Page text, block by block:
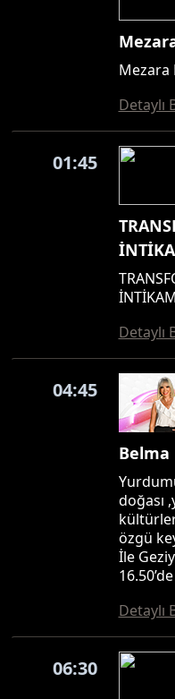
Mezara
Detaylı
01:45
Detaylı
04:45
Belma
doğası
özgü
İle
Detaylı
06:30